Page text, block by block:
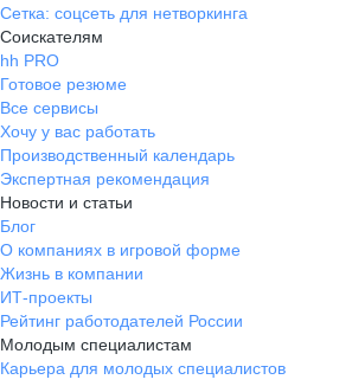
Сетка: соцсеть для нетворкинга
Соискателям
hh PRO
Готовое резюме
Все сервисы
Хочу у вас работать
Производственный календарь
Экспертная рекомендация
Новости и статьи
Блог
О компаниях в игровой форме
Жизнь в компании
ИТ-проекты
Рейтинг работодателей России
Молодым специалистам
Карьера для молодых специалистов